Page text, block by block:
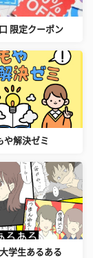
限定クーポン
や解決ゼミ
学生あるある